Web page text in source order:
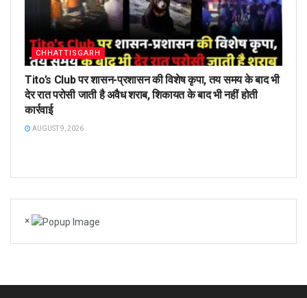
CHHATTISGARH
Tito’s Club पर शासन-प्रशासन की विशेष कृपा, तय समय के बाद भी
देर रात परोसी जाती है अवैध शराब, शिकायत के बाद भी नहीं होती
कार्रवाई
AUGUST 9, 2026
×